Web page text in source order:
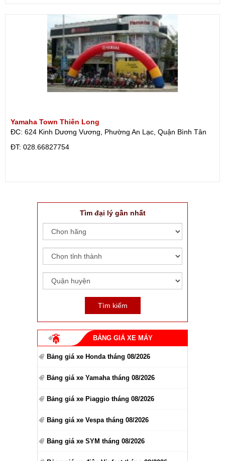
Yamaha Town Thiên Long
ĐC: 624 Kinh Dương Vương, Phường An Lạc, Quận Bình Tân
ÐT: 028.66827754
Tìm đại lý gần nhất
BẢNG GIÁ XE MÁY
Bảng giá xe Honda tháng 08/2026
Bảng giá xe Yamaha tháng 08/2026
Bảng giá xe Piaggio tháng 08/2026
Bảng giá xe Vespa tháng 08/2026
Bảng giá xe SYM tháng 08/2026